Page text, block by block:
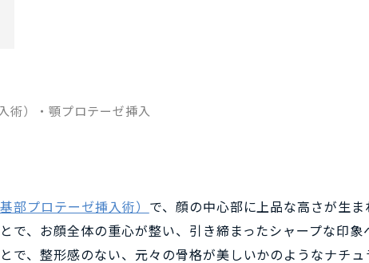
術）・顎プロテーゼ挿入
部プロテーゼ挿入術） で、顔の中心部に上品な高さが生
で、お顔全体の重心が整い、引き締まったシャープな印象
で、整形感のない、元々の骨格が美しいかのようなナチ